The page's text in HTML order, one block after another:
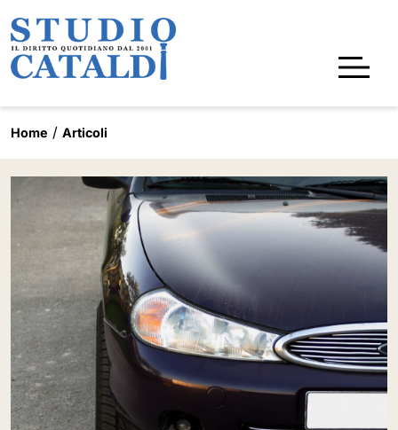
Home Articoli